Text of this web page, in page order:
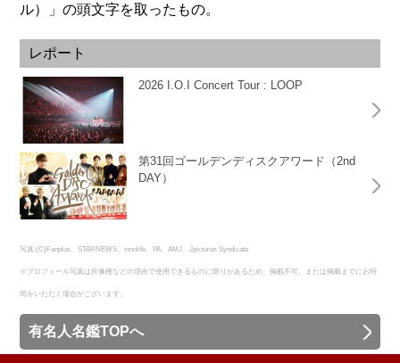
ル）」の頭文字を取ったもの。
レポート
2026 I.O.I Concert Tour : LOOP
第31回ゴールデンディスクアワード（2nd
DAY）
写真:(C)Fanplus、STARNEWS、innolife、PA、AMJ、Jpictures Syndicate
※プロフィール写真は肖像権などの理由で使用できるものに限りがあるため、掲載不可、または掲載までにお時
間をいただく場合がございます。
有名人名鑑TOPへ